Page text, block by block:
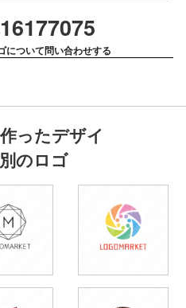
について問い合わせする
ったデザイ
のロゴ